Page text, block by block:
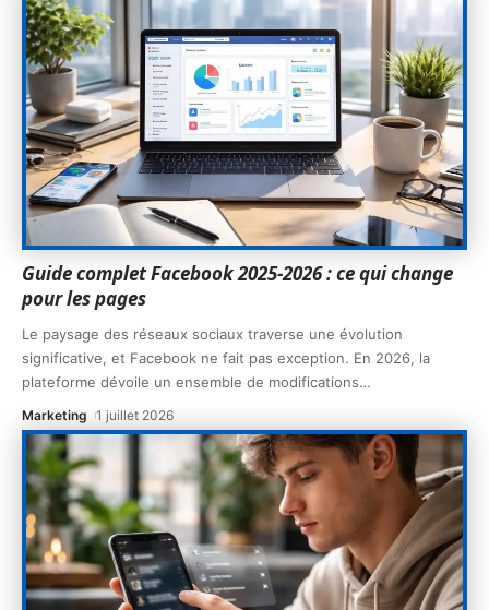
Guide complet Facebook 2025-2026 : ce qui change
pour les pages
Le paysage des réseaux sociaux traverse une évolution
significative, et Facebook ne fait pas exception. En 2026, la
plateforme dévoile un ensemble de modifications…
Marketing 1 juillet 2026